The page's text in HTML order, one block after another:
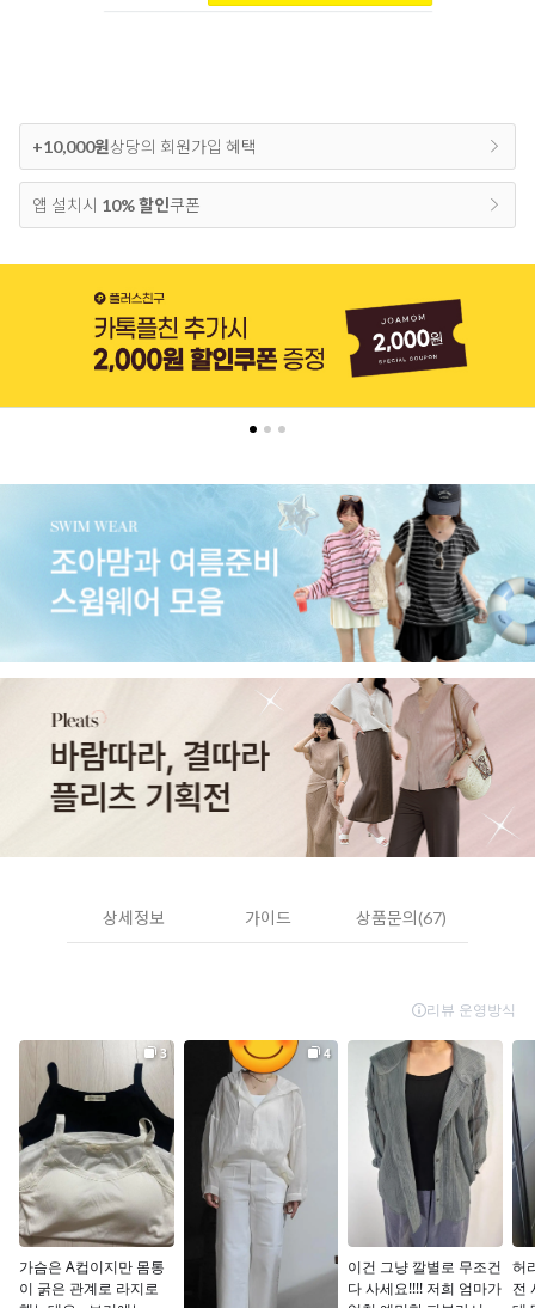
+10,000원상당의 회원가입 혜택
앱 설치시 10% 할인쿠폰
상세정보 가이드 상품문의(67)